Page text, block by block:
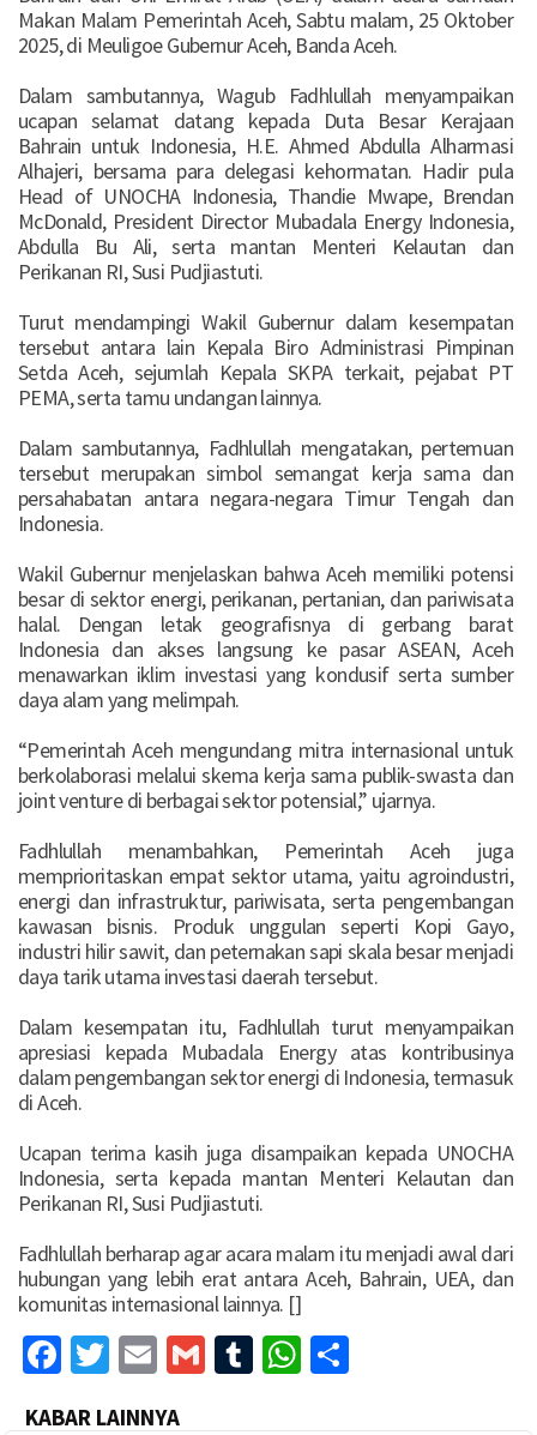
Makan Malam Pemerintah Aceh, Sabtu malam, 25 Oktober
2025, di Meuligoe Gubernur Aceh, Banda Aceh.
‎Dalam sambutannya, Wagub Fadhlullah menyampaikan
ucapan selamat datang kepada Duta Besar Kerajaan
Bahrain untuk Indonesia, H.E. Ahmed Abdulla Alharmasi
Alhajeri, bersama para delegasi kehormatan. Hadir pula
Head of UNOCHA Indonesia, Thandie Mwape, Brendan
McDonald, President Director Mubadala Energy Indonesia,
Abdulla Bu Ali, serta mantan Menteri Kelautan dan
Perikanan RI, Susi Pudjiastuti.
‎Turut mendampingi Wakil Gubernur dalam kesempatan
tersebut antara lain Kepala Biro Administrasi Pimpinan
Setda Aceh, sejumlah Kepala SKPA terkait, pejabat PT
PEMA, serta tamu undangan lainnya.
‎Dalam sambutannya, Fadhlullah mengatakan, pertemuan
tersebut merupakan simbol semangat kerja sama dan
persahabatan antara negara-negara Timur Tengah dan
Indonesia.
‎Wakil Gubernur menjelaskan bahwa Aceh memiliki potensi
besar di sektor energi, perikanan, pertanian, dan pariwisata
halal. Dengan letak geografisnya di gerbang barat
Indonesia dan akses langsung ke pasar ASEAN, Aceh
menawarkan iklim investasi yang kondusif serta sumber
daya alam yang melimpah.
‎“Pemerintah Aceh mengundang mitra internasional untuk
berkolaborasi melalui skema kerja sama publik-swasta dan
joint venture di berbagai sektor potensial,” ujarnya.
‎Fadhlullah menambahkan, Pemerintah Aceh juga
memprioritaskan empat sektor utama, yaitu agroindustri,
energi dan infrastruktur, pariwisata, serta pengembangan
kawasan bisnis. Produk unggulan seperti Kopi Gayo,
industri hilir sawit, dan peternakan sapi skala besar menjadi
daya tarik utama investasi daerah tersebut.
‎Dalam kesempatan itu, Fadhlullah turut menyampaikan
apresiasi kepada Mubadala Energy atas kontribusinya
dalam pengembangan sektor energi di Indonesia, termasuk
di Aceh.
‎Ucapan terima kasih juga disampaikan kepada UNOCHA
Indonesia, serta kepada mantan Menteri Kelautan dan
Perikanan RI, Susi Pudjiastuti.
‎Fadhlullah berharap agar acara malam itu menjadi awal dari
hubungan yang lebih erat antara Aceh, Bahrain, UEA, dan
komunitas internasional lainnya. []
Facebook
Twitter
EmailGmailTumblrWhatsApp
KABAR LAINNYA